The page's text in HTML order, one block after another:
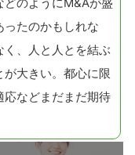
ったのかもしれな
、人と人とを結ぶ
大きい。都心に限
応などまだまだ期待